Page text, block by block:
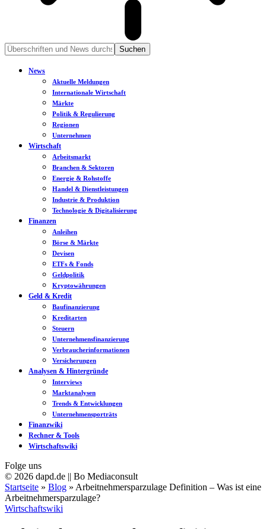
News
Aktuelle Meldungen
Internationale Wirtschaft
Märkte
Politik & Regulierung
Regionen
Unternehmen
Wirtschaft
Arbeitsmarkt
Branchen & Sektoren
Energie & Rohstoffe
Handel & Dienstleistungen
Industrie & Produktion
Technologie & Digitalisierung
Finanzen
Anleihen
Börse & Märkte
Devisen
ETFs & Fonds
Geldpolitik
Kryptowährungen
Geld & Kredit
Baufinanzierung
Kreditarten
Steuern
Unternehmensfinanzierung
Verbraucherinformationen
Versicherungen
Analysen & Hintergründe
Interviews
Marktanalysen
Trends & Entwicklungen
Unternehmensporträts
Finanzwiki
Rechner & Tools
Wirtschaftswiki
Folge uns
© 2026 dapd.de || Bo Mediaconsult
Startseite » Blog » Arbeitnehmersparzulage Definition – Was ist eine
Arbeitnehmersparzulage?
Wirtschaftswiki